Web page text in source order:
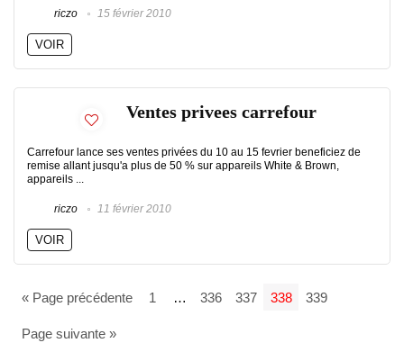
riczo 15 février 2010
VOIR
Ventes privees carrefour
Carrefour lance ses ventes privées du 10 au 15 fevrier beneficiez de
remise allant jusqu'a plus de 50 % sur appareils White & Brown,
appareils ...
riczo 11 février 2010
VOIR
« Page précédente 1 … 336 337 338 339
Page suivante »